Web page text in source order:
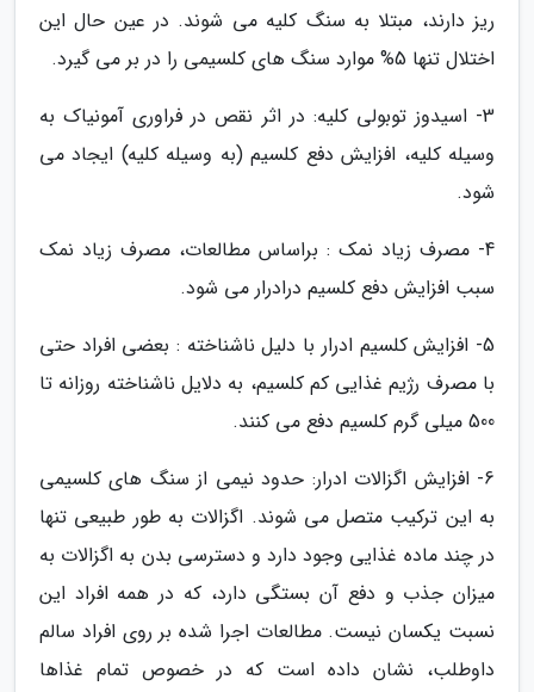
ریز دارند، مبتلا به سنگ کلیه می شوند. در عین حال این
اختلال تنها 5% موارد سنگ های کلسیمی را در بر می گیرد.
3- اسیدوز توبولی کلیه: در اثر نقص در فراوری آمونیاک به
وسیله کلیه، افزایش دفع کلسیم (به وسیله کلیه) ایجاد می
شود.
4- مصرف زیاد نمک : براساس مطالعات، مصرف زیاد نمک
سبب افزایش دفع کلسیم درادرار می شود.
5- افزایش کلسیم ادرار با دلیل ناشناخته : بعضی افراد حتی
با مصرف رژیم غذایی کم کلسیم، به دلایل ناشناخته روزانه تا
500 میلی گرم کلسیم دفع می کنند.
6- افزایش اگزالات ادرار: حدود نیمی از سنگ های کلسیمی
به این ترکیب متصل می شوند. اگزالات به طور طبیعی تنها
در چند ماده غذایی وجود دارد و دسترسی بدن به اگزالات به
میزان جذب و دفع آن بستگی دارد، که در همه افراد این
نسبت یکسان نیست. مطالعات اجرا شده بر روی افراد سالم
داوطلب، نشان داده است که در خصوص تمام غذاها